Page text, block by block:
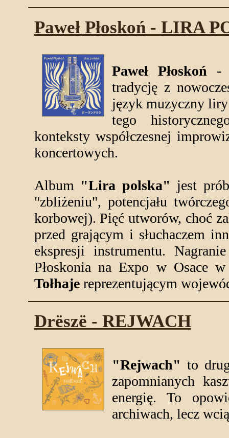
Paweł Płoskoń - LIRA
Paweł Płoskoń -
tradycję z
język muzyczny
tego
konteksty współczesnej
koncertowych.
Album "Lira polska" jest
"zbliżeniu", potencjału
korbowej). Pięć utworów, choć
przed grającym i słuchaczem
ekspresji instrumentu.
Płoskonia na Expo w Osace
Tołhajereprezentującym
Drëszë - REJWACH
"Rejwach" to
zapomnianych
energię. To
archiwach, lecz